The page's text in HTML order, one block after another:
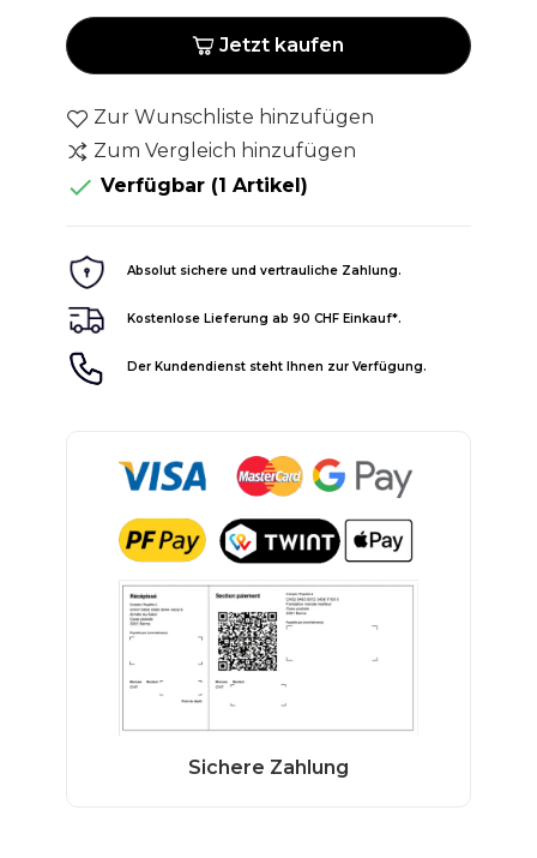
Jetzt kaufen
Zur Wunschliste hinzufügen
Zum Vergleich hinzufügen
 Verfügbar (1 Artikel)
Absolut sichere und vertrauliche Zahlung.
Kostenlose Lieferung ab 90 CHF Einkauf*.
Der Kundendienst steht Ihnen zur Verfügung.